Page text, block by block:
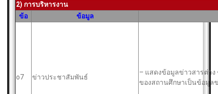
2) การบริหารงาน
ข้อ
ข้อมูล
o7 ข่าวประชาสัมพันธ์
– แสดงข้อมูลข่าวสารต่าง
ของสถานศึกษาเป็นข้อมูล